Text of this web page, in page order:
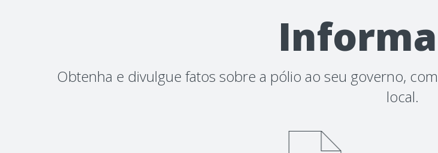
Obtenha e divulgue fatos sobre a pólio ao seu governo,
local.